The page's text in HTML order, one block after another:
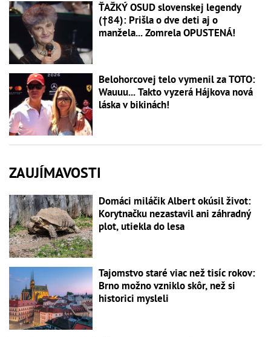
ŤAŽKÝ OSUD slovenskej legendy
(†84): Prišla o dve deti aj o
manžela... Zomrela OPUSTENÁ!
Belohorcovej telo vymenil za TOTO:
Wauuu... Takto vyzerá Hájkova nová
láska v bikinách!
ZAUJÍMAVOSTI
Domáci miláčik Albert okúsil život:
Korytnačku nezastavil ani záhradný
plot, utiekla do lesa
Tajomstvo staré viac než tisíc rokov:
Brno možno vzniklo skôr, než si
historici mysleli